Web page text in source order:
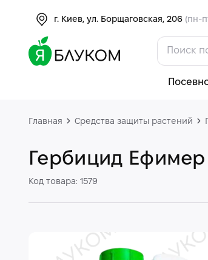
г. Киев, ул. Борщаговская, 206 (пн-
Главная Средства защиты растений
Гербицид Ефимер
Код товара: 1579